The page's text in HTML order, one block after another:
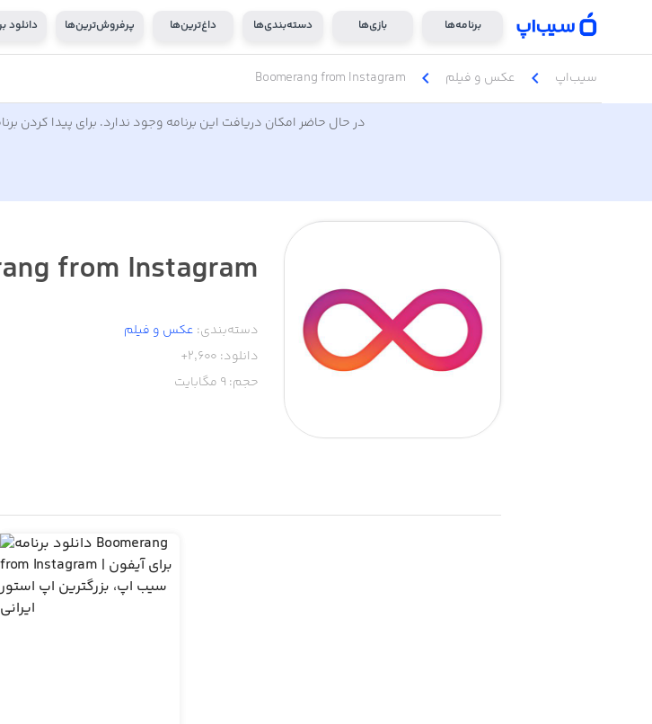
برنامه‌ها بازی‌ها دسته‌بندی‌ها داغ‌ترین‌ها پرفروش‌ترین‌ها دانلود
سیب‌اپ chevron_left عکس و فیلم chevron_left
Boomerang from Instagram
در حال حاضر امکان دریافت این برنامه وجود ندارد. برای پیدا
from Instagram
دسته‌بندی: عکس و فیلم
دانلود: 2,600+
حجم: 9 مگابایت